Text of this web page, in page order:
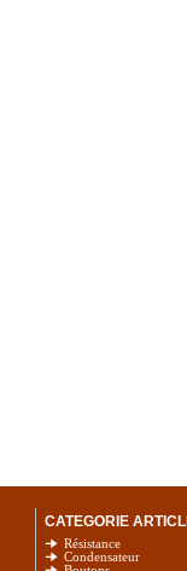
CATEGORIE
Résistance
Condensateur